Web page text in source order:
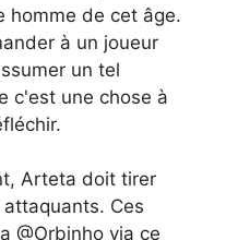
homme de cet âge.
à un joueur
un tel
c'est une chose à
Arteta doit tirer
Ces
@Orbinho via ce